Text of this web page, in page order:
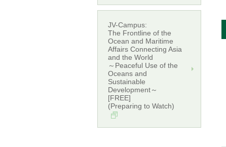
JV-Campus:
The Frontline of the
Ocean and Maritime
Affairs Connecting Asia
and the World
～Peaceful Use of the
Oceans and
Sustainable
Development～
[FREE]
(Preparing to Watch)